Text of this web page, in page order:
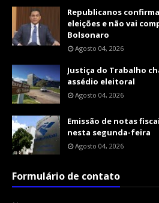
Republicanos
eleições e não vai
Bolsonaro
Agosto 04, 2026
Justiça do Trabalho
assédio eleitoral
Agosto 04, 2026
Emissão de notas
nesta segunda-feira
Agosto 04, 2026
Formulário de contato